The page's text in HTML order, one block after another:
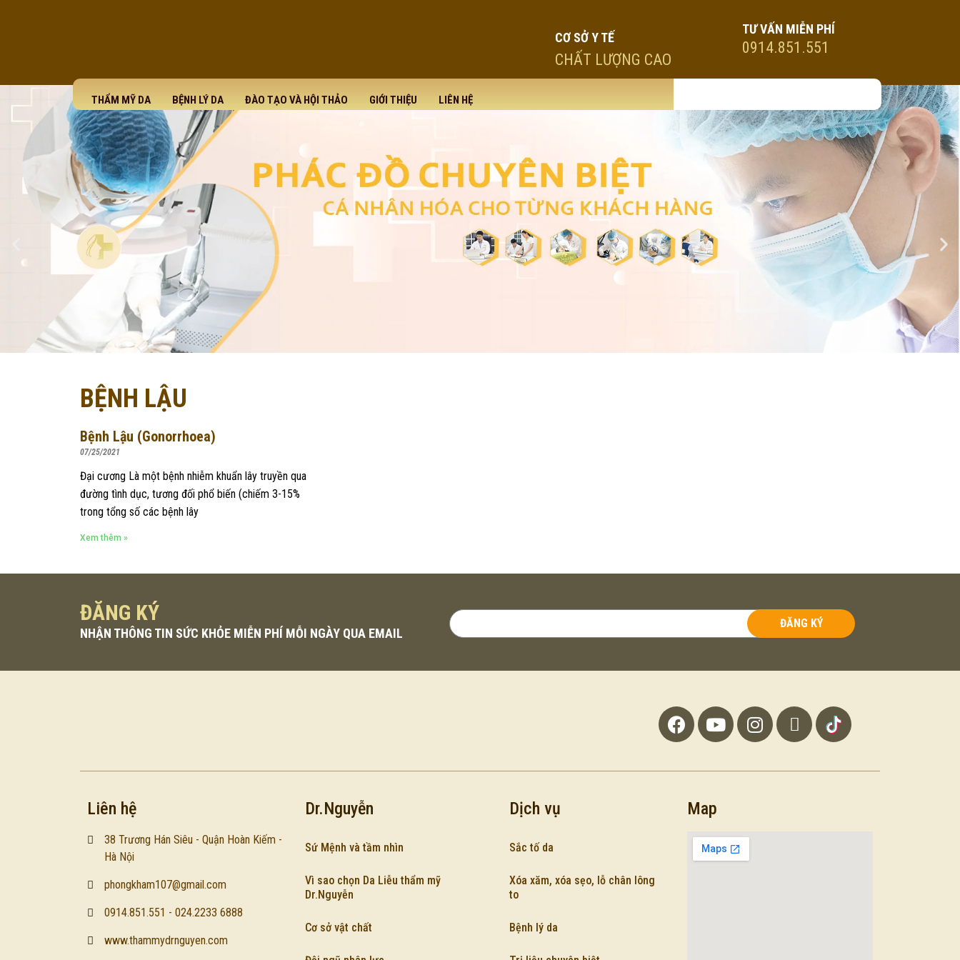
CƠ SỞ Y TẾ
CHẤT LƯỢNG CAO
TƯ VẤN MIỄN PHÍ
0914.851.551
THẨM MỸ DA BỆNH LÝ DA ĐÀO TẠO VÀ HỘI THẢO GIỚI THIỆU LIÊN HỆ
BỆNH LẬU
Bệnh Lậu (Gonorrhoea)
07/25/2021
Đại cương Là một bệnh nhiễm khuẩn lây truyền qua
đường tình dục, tương đối phổ biến (chiếm 3-15%
trong tổng số các bệnh lây
Xem thêm »
ĐĂNG KÝ
NHẬN THÔNG TIN SỨC KHỎE MIỄN PHÍ MỖI NGÀY QUA EMAIL
ĐĂNG KÝ
Liên hệ
38 Trương Hán Siêu - Quận Hoàn Kiếm -
Hà Nội
phongkham107@gmail.com
0914.851.551 - 024.2233 6888
www.thammydrnguyen.com
Dr.Nguyễn
Sứ Mệnh và tầm nhìn
Vì sao chọn Da Liễu thẩm mỹ
Dr.Nguyễn
Cơ sở vật chất
Dịch vụ
Sắc tố da
Xóa xăm, xóa sẹo, lỗ chân lông
to
Bệnh lý da
Map